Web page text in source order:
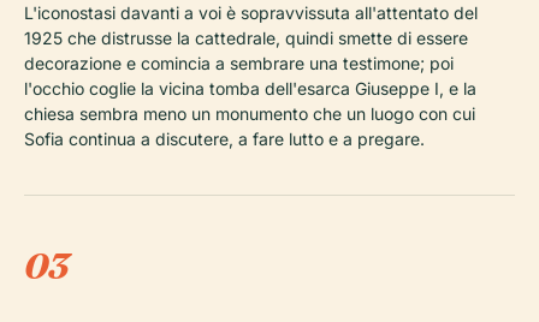
L'iconostasi davanti a voi è sopravvissuta all'attentato del
1925 che distrusse la cattedrale, quindi smette di essere
decorazione e comincia a sembrare una testimone; poi
l'occhio coglie la vicina tomba dell'esarca Giuseppe I, e la
chiesa sembra meno un monumento che un luogo con cui
Sofia continua a discutere, a fare lutto e a pregare.
03